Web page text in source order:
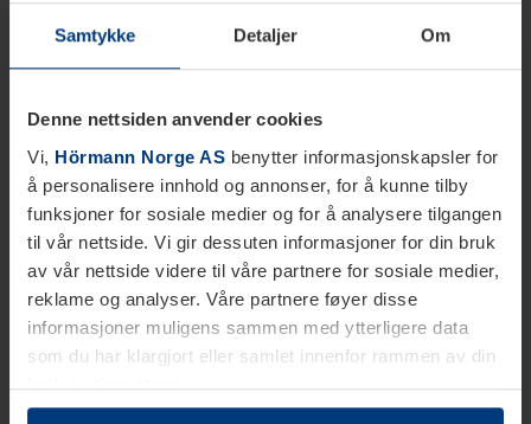
Samtykke Detaljer Om
Denne nettsiden anvender cookies
Vi, Hörmann Norge AS benytter informasjonskapsler for
å personalisere innhold og annonser, for å kunne tilby
funksjoner for sosiale medier og for å analysere tilgangen
til vår nettside. Vi gir dessuten informasjoner for din bruk
av vår nettside videre til våre partnere for sosiale medier,
reklame og analyser. Våre partnere føyer disse
informasjoner muligens sammen med ytterligere data
som du har klargjort eller samlet innenfor rammen av din
bruk av tjenestene.
Etter loven kan vi lagre informasjonskapsler på din